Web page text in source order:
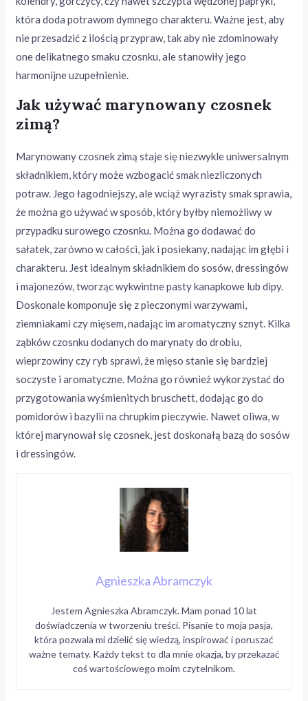
która doda potrawom dymnego charakteru. Ważne jest, aby
nie przesadzić z ilością przypraw, tak aby nie zdominowały
one delikatnego smaku czosnku, ale stanowiły jego
harmonijne uzupełnienie.
Jak używać marynowany czosnek
zimą?
Marynowany czosnek zimą staje się niezwykle uniwersalnym
składnikiem, który może wzbogacić smak niezliczonych
potraw. Jego łagodniejszy, ale wciąż wyrazisty smak sprawia,
że można go używać w sposób, który byłby niemożliwy w
przypadku surowego czosnku. Można go dodawać do
sałatek, zarówno w całości, jak i posiekany, nadając im głębi i
charakteru. Jest idealnym składnikiem do sosów, dressingów
i majonezów, tworząc wykwintne pasty kanapkowe lub dipy.
Doskonale komponuje się z pieczonymi warzywami,
ziemniakami czy mięsem, nadając im aromatyczny sznyt. Kilka
ząbków czosnku dodanych do marynaty do drobiu,
wieprzowiny czy ryb sprawi, że mięso stanie się bardziej
soczyste i aromatyczne. Można go również wykorzystać do
przygotowania wyśmienitych bruschett, dodając go do
pomidorów i bazylii na chrupkim pieczywie. Nawet oliwa, w
której marynował się czosnek, jest doskonałą bazą do sosów
i dressingów.
Agnieszka Abramczyk
Jestem Agnieszka Abramczyk. Mam ponad 10 lat
doświadczenia w tworzeniu treści. Pisanie to moja pasja,
która pozwala mi dzielić się wiedzą, inspirować i poruszać
ważne tematy. Każdy tekst to dla mnie okazja, by przekazać
coś wartościowego moim czytelnikom.